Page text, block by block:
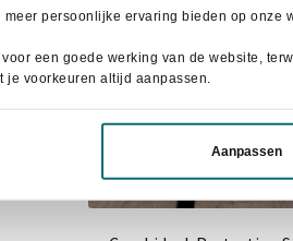
persoonlijke ervaring bieden op onze
een goede werking van de website,
je voorkeuren altijd aanpassen.
Aanpassen